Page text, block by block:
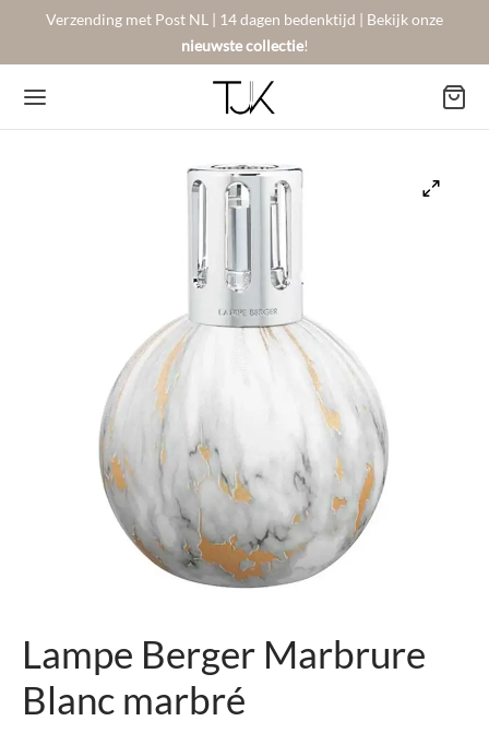
Verzending met Post NL | 14 dagen bedenktijd | Bekijk onze
nieuwste collectie!
Lampe Berger Marbrure
Blanc marbré
Kussens
& Schalen
Voorwaarden